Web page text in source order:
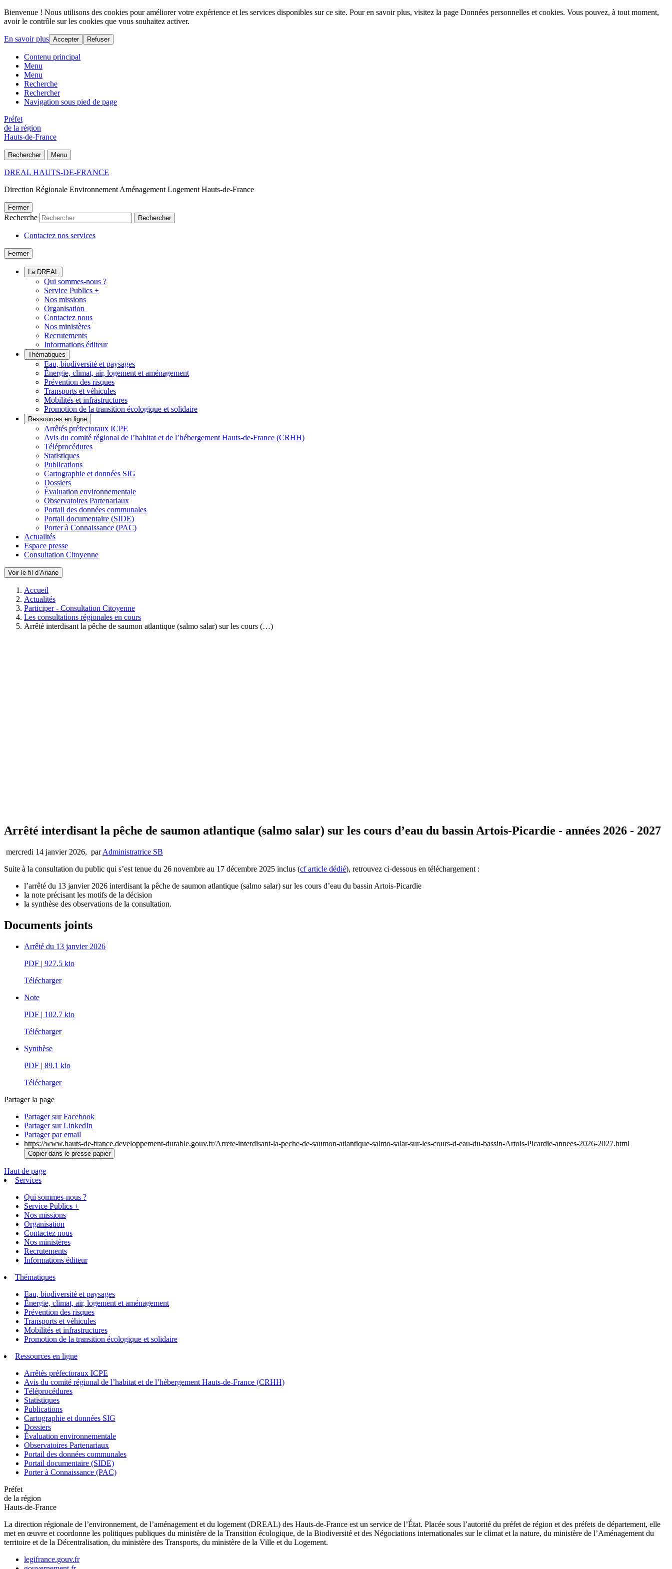
Bienvenue ! Nous utilisons des cookies pour améliorer votre expérience et les services disponibles sur ce site. Pour en savoir plus, visitez la page Données personnelles et cookies. Vous pouvez, à tout moment,
avoir le contrôle sur les cookies que vous souhaitez activer.
En savoir plus Accepter Refuser
Contenu principal
Menu
Menu
Recherche
Rechercher
Navigation sous pied de page
Préfet
de la région
Hauts-de-France
Rechercher Menu
DREAL HAUTS-DE-FRANCE
Direction Régionale Environnement Aménagement Logement Hauts-de-France
Fermer
Recherche Rechercher
Contactez nos services
Fermer
La DREAL
Qui sommes-nous ?
Service Publics +
Nos missions
Organisation
Contactez nous
Nos ministères
Recrutements
Informations éditeur
Thématiques
Eau, biodiversité et paysages
Énergie, climat, air, logement et aménagement
Prévention des risques
Transports et véhicules
Mobilités et infrastructures
Promotion de la transition écologique et solidaire
Ressources en ligne
Arrêtés préfectoraux ICPE
Avis du comité régional de l’habitat et de l’hébergement Hauts-de-France (CRHH)
Téléprocédures
Statistiques
Publications
Cartographie et données SIG
Dossiers
Évaluation environnementale
Observatoires Partenariaux
Portail des données communales
Portail documentaire (SIDE)
Porter à Connaissance (PAC)
Actualités
Espace presse
Consultation Citoyenne
Voir le fil d’Ariane
Accueil
Actualités
Participer - Consultation Citoyenne
Les consultations régionales en cours
Arrêté interdisant la pêche de saumon atlantique (salmo salar) sur les cours (…)
Arrêté interdisant la pêche de saumon atlantique (salmo salar) sur les cours d’eau du bassin Artois-Picardie - années 2026 - 2027
mercredi 14 janvier 2026, parAdministratrice SB
Suite à la consultation du public qui s’est tenue du 26 novembre au 17 décembre 2025 inclus (cf article dédié), retrouvez ci-dessous en téléchargement :
l’arrêté du 13 janvier 2026 interdisant la pêche de saumon atlantique (salmo salar) sur les cours d’eau du bassin Artois-Picardie
la note précisant les motifs de la décision
la synthèse des observations de la consultation.
Documents joints
Arrêté du 13 janvier 2026
PDF | 927.5 kio
Télécharger
Note
PDF | 102.7 kio
Télécharger
Synthèse
PDF | 89.1 kio
Télécharger
Partager la page
Partager sur Facebook
Partager sur LinkedIn
Partager par email
https://www.hauts-de-france.developpement-durable.gouv.fr/Arrete-interdisant-la-peche-de-saumon-atlantique-salmo-salar-sur-les-cours-d-eau-du-bassin-Artois-Picardie-annees-2026-2027.html
Copier dans le presse-papier
Haut de page
Services
Qui sommes-nous ?
Service Publics +
Nos missions
Organisation
Contactez nous
Nos ministères
Recrutements
Informations éditeur
Thématiques
Eau, biodiversité et paysages
Énergie, climat, air, logement et aménagement
Prévention des risques
Transports et véhicules
Mobilités et infrastructures
Promotion de la transition écologique et solidaire
Ressources en ligne
Arrêtés préfectoraux ICPE
Avis du comité régional de l’habitat et de l’hébergement Hauts-de-France (CRHH)
Téléprocédures
Statistiques
Publications
Cartographie et données SIG
Dossiers
Évaluation environnementale
Observatoires Partenariaux
Portail des données communales
Portail documentaire (SIDE)
Porter à Connaissance (PAC)
Préfet
de la région
Hauts-de-France
La direction régionale de l’environnement, de l’aménagement et du logement (DREAL) des Hauts-de-France est un service de l’État. Placée sous l’autorité du préfet de région et des préfets de département, elle
met en œuvre et coordonne les politiques publiques du ministère de la Transition écologique, de la Biodiversité et des Négociations internationales sur le climat et la nature, du ministère de l’Aménagement du
territoire et de la Décentralisation, du ministère des Transports, du ministère de la Ville et du Logement.
legifrance.gouv.fr